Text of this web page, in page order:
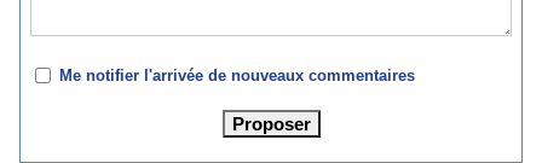
Me notifier l'arrivée de nouveaux commentaires